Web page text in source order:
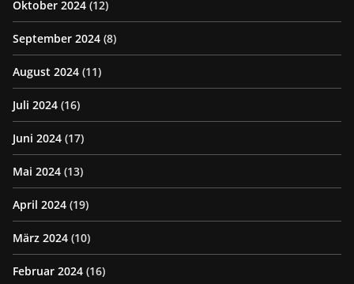
Oktober 2024 (12)
September 2024 (8)
August 2024 (11)
Juli 2024 (16)
Juni 2024 (17)
Mai 2024 (13)
April 2024 (19)
März 2024 (10)
Februar 2024 (16)